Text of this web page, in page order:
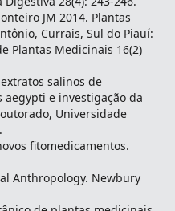
JM 2014. Plantas
Currais, Sul do Piauí:
Plantas Medicinais 16(2)
salinos de
aegypti e investigação da
Universidade
fitomedicamentos.
Anthropology. Newbury